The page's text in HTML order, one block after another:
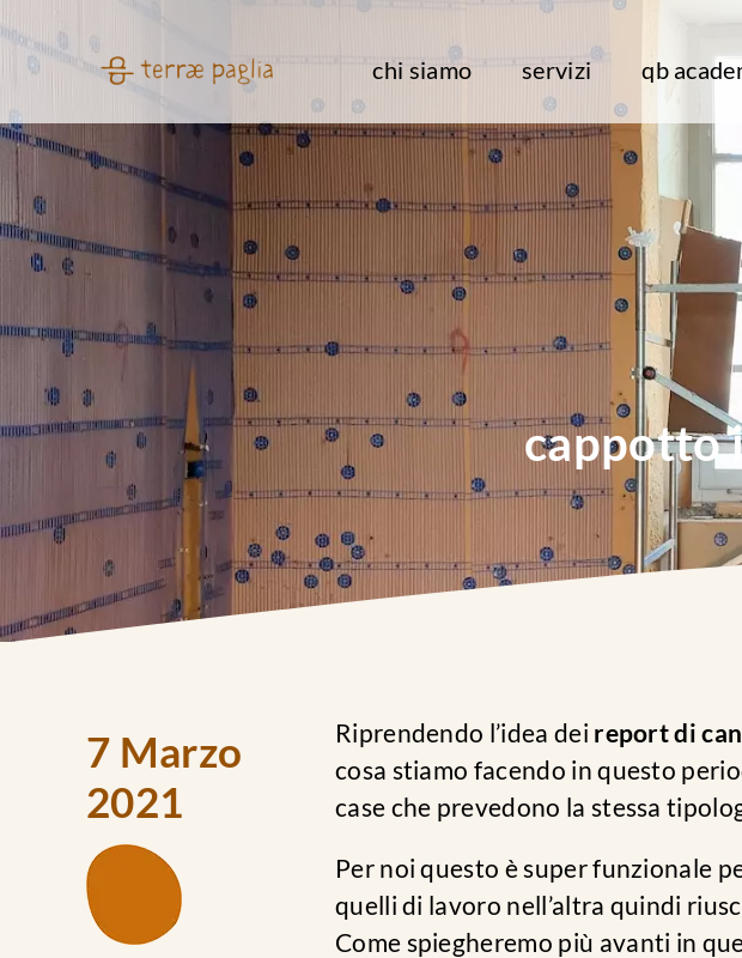
contenuto
chi siamo servizi qb
cappotto
7 Marzo
2021
Riprendendo l’idea dei report di
cosa stiamo facendo in questo
case che prevedono la stessa
Per noi questo è super funzionale
quelli di lavoro nell’altra quindi
Come spiegheremo più avanti in